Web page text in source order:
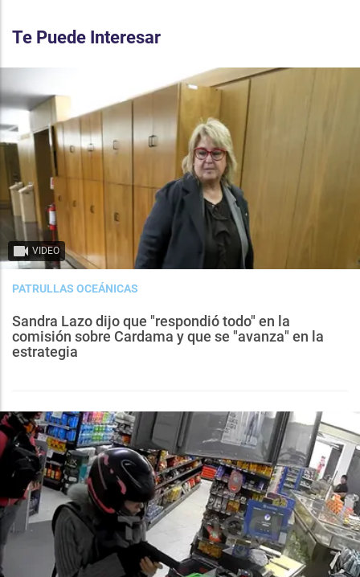
Te Puede Interesar
VIDEO
PATRULLAS OCEÁNICAS
Sandra Lazo dijo que "respondió todo" en la
comisión sobre Cardama y que se "avanza" en la
estrategia